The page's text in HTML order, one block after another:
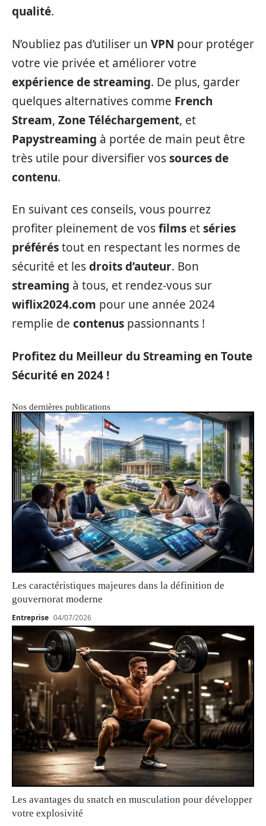
qualité.
N’oubliez pas d’utiliser un VPN pour protéger
votre vie privée et améliorer votre
expérience de streaming. De plus, garder
quelques alternatives comme French
Stream, Zone Téléchargement, et
Papystreaming à portée de main peut être
très utile pour diversifier vossources de
contenu.
En suivant ces conseils, vous pourrez
profiter pleinement de vosfilms etséries
préféréstout en respectant les normes de
sécurité et lesdroits d’auteur. Bon
streaming à tous, et rendez-vous sur
wiflix2024.com pour une année 2024
remplie de contenus passionnants !
Profitez du Meilleur du Streaming en Toute
Sécurité en 2024 !
Nos dernières publications
Les caractéristiques majeures dans la définition de
gouvernorat moderne
Entreprise 04/07/2026
Les avantages du snatch en musculation pour développer
votre explosivité